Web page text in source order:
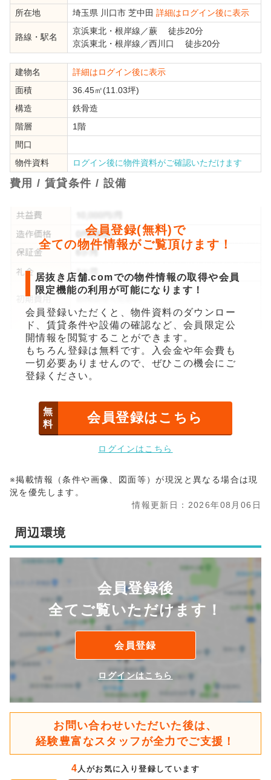
所在地
埼玉県 川口市 芝中田 詳細はログイン後に表示
路線・駅名
京浜東北・根岸線 ／蕨 徒歩20分
京浜東北・根岸線 ／西川口 徒歩20分
建物名
詳細はログイン後に表示
面積
36.45㎡(11.03坪)
構造
鉄骨造
階層
1階
間口
物件資料
ログイン後に物件資料がご確認いただけます
費用 / 賃貸条件 / 設備
会員登録(無料)で
全ての物件情報がご覧頂けます！
居抜き店舗.comでの物件情報の取得や会員
限定機能の利用が可能になります！
会員登録いただくと、物件資料のダウンロー
ド、賃貸条件や設備の確認など、会員限定公
開情報を閲覧することができます。
もちろん登録は無料です。入会金や年会費も
一切必要ありませんので、ぜひこの機会にご
登録ください。
無
料
会員登録はこちら
ログインはこちら
※掲載情報（条件や画像、図面等）が現況と異なる場合は現
況を優先します。
情報更新日：2026年08月06日
周辺環境
会員登録後
全てご覧いただけます！
会員登録
ログインはこちら
お問い合わせいただいた後は、
経験豊富なスタッフが全力でご支援！
4人がお気に入り登録しています